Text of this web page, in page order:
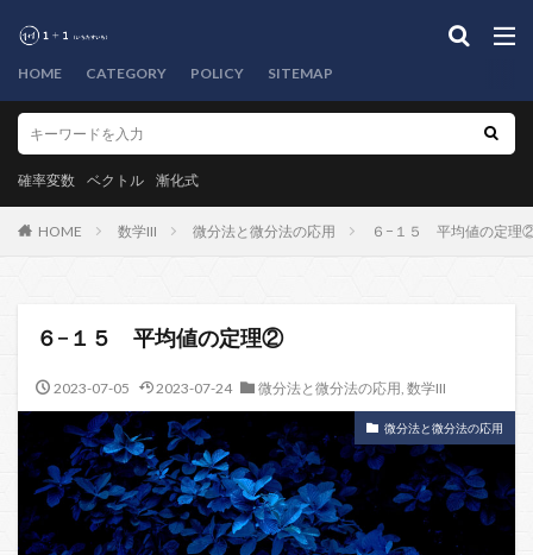
HOME CATEGORY POLICY SITEMAP
確率変数 ベクトル 漸化式
HOME 数学III 微分法と微分法の応用 ６−１５ 平均値の定理
６−１５ 平均値の定理②
2023-07-05 2023-07-24 微分法と微分法の応用, 数学III
微分法と微分法の応用